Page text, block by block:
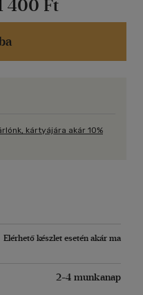
400 Ft
kártyájára akár 10%
Elérhető készlet esetén akár ma
2-4 munkanap